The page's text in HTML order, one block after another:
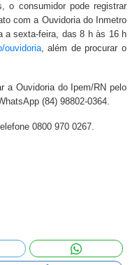
o consumidor pode registrar
com a Ouvidoria do Inmetro
a sexta-feira, das 8 h às 16 h
ouvidoria, além de procurar o
a Ouvidoria do Ipem/RN pelo
(84) 98802-0364.
0800 970 0267.